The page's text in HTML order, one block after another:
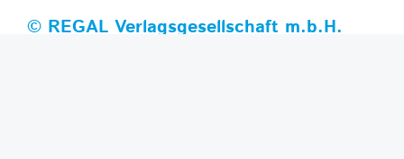
© REGAL Verlagsgesellschaft m.b.H.